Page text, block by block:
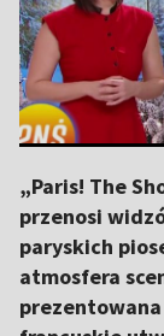
„Paris! The
przenosi
paryskich
atmosfera